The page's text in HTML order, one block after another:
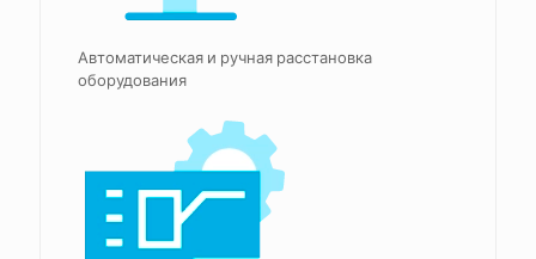
Автоматическая и ручная расстановка
оборудования